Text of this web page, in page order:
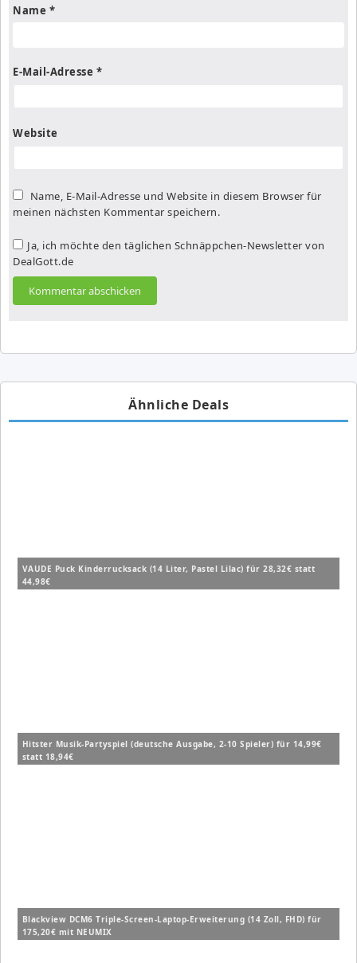
Name *
E-Mail-Adresse *
Website
Name, E-Mail-Adresse und Website in diesem Browser für
meinen nächsten Kommentar speichern.
Ja, ich möchte den täglichen Schnäppchen-Newsletter von
DealGott.de
Ähnliche Deals
VAUDE Puck Kinderrucksack (14 Liter, Pastel Lilac) für 28,32€ statt
44,98€
Hitster Musik-Partyspiel (deutsche Ausgabe, 2-10 Spieler) für 14,99€
statt 18,94€
Blackview DCM6 Triple-Screen-Laptop-Erweiterung (14 Zoll, FHD) für
175,20€ mit NEUMIX